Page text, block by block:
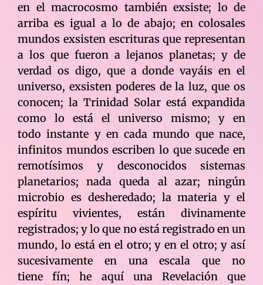
en el macrocosmo también exsiste; lo de
arriba es igual a lo de abajo; en colosales
mundos exsisten escrituras que representan
a los que fueron a lejanos planetas; y de
verdad os digo, que a donde vayáis en el
universo, exsisten poderes de la luz, que os
conocen; la Trinidad Solar está expandida
como lo está el universo mismo; y en
todo instante y en cada mundo que nace,
infinitos mundos escriben lo que sucede en
remotísimos y desconocidos sistemas
planetarios; nada queda al azar; ningún
microbio es desheredado; la materia y el
espíritu vivientes, están divinamente
registrados; y lo que no está registrado en un
mundo, lo está en el otro; y en el otro; y así
sucesivamente en una escala que no
tiene fín; he aquí una Revelación que